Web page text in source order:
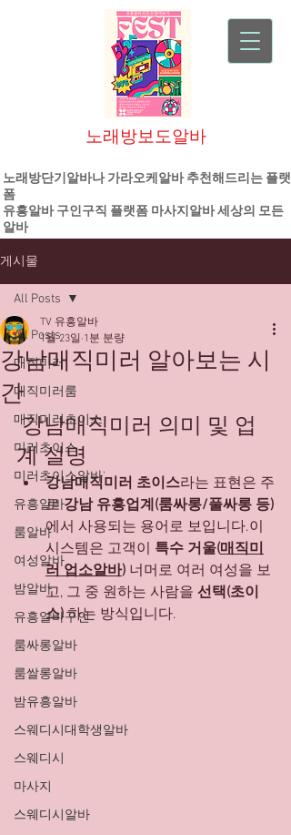
노래방보도알바
노래방단기알바나 가라오케알바 추천해드리는 플랫
폼
유흥알바구인구직 플랫폼 마사지알바세상의 모든
알바
게시물
All Posts
매직미러
매직미러룸
매직미러초이스
미러초이스
미러초이스알바'
유흥알바
룸알바
여성알바
밤알바
유흥알바구인
룸싸롱알바
룸쌀롱알바
밤유흥알바
스웨디시대학생알바
스웨디시
마사지
스웨디시알바
All Posts
강남매직미러 알아보는 시
간
TV 유흥알바
1월 23일 1분 분량
강남매직미러 의미 및 업
계 설명
강남매직미러 초이스라는 표현은 주
로 강남 유흥업계(룸싸롱/풀싸롱 등)
에서 사용되는 용어로 보입니다.이
시스템은 고객이 특수 거울(매직미
러 업소알바) 너머로 여러 여성을 보
고, 그 중 원하는 사람을 선택(초이
스) 하는 방식입니다.